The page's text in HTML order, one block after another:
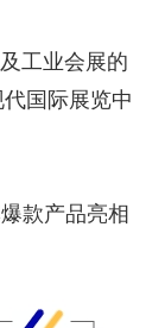
工业会展的
代国际展览中
款产品亮相